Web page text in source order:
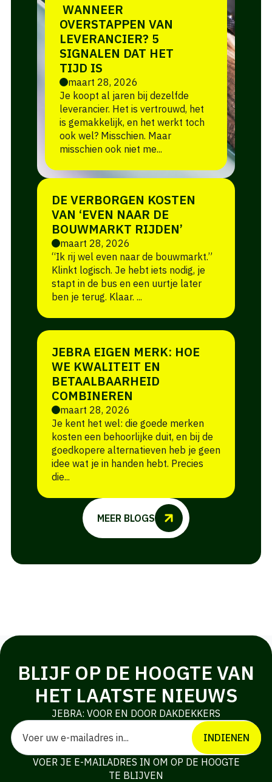
WANNEER
OVERSTAPPEN VAN
LEVERANCIER? 5
SIGNALEN DAT HET
TIJD IS
maart 28, 2026
Je koopt al jaren bij dezelfde
leverancier. Het is vertrouwd, het
is gemakkelijk, en het werkt toch
ook wel? Misschien. Maar
misschien ook niet me...
DE VERBORGEN KOSTEN
VAN ‘EVEN NAAR DE
BOUWMARKT RIJDEN’
maart 28, 2026
“Ik rij wel even naar de bouwmarkt.”
Klinkt logisch. Je hebt iets nodig, je
stapt in de bus en een uurtje later
ben je terug. Klaar. ...
JEBRA EIGEN MERK: HOE
WE KWALITEIT EN
BETAALBAARHEID
COMBINEREN
maart 28, 2026
Je kent het wel: die goede merken
kosten een behoorlijke duit, en bij de
goedkopere alternatieven heb je geen
idee wat je in handen hebt. Precies
die...
MEER BLOGS
BLIJF OP DE HOOGTE VAN
HET LAATSTE NIEUWS
JEBRA: VOOR EN DOOR DAKDEKKERS
VOER JE E-MAILADRES IN OM OP DE HOOGTE
TE BLIJVEN
Email
*
INDIENEN